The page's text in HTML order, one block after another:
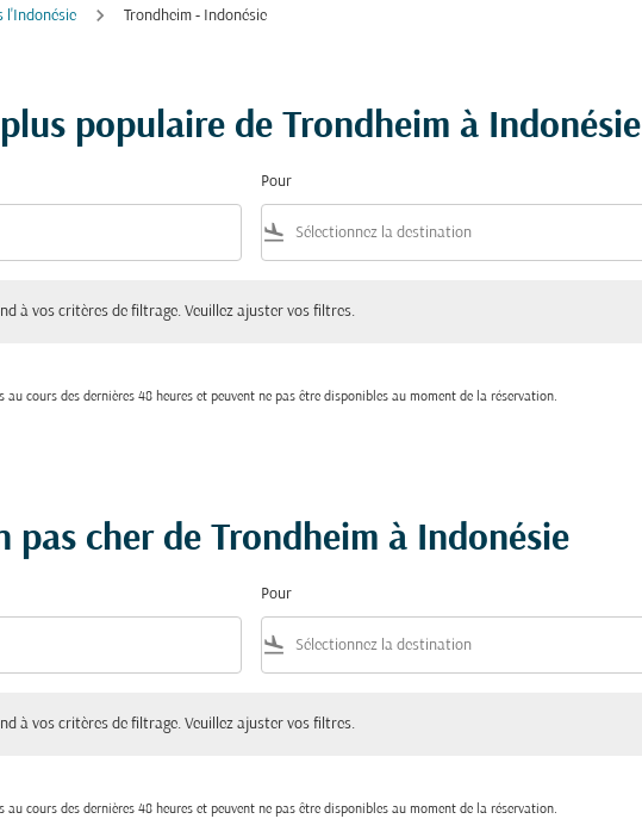
l'Indonésie Trondheim - Indonésie
populaire de Trondheim à Indonésie
Pour
flight_land
à vos critères de filtrage. Veuillez ajuster vos filtres.
cours des dernières 48 heures et peuvent ne pas être disponibles au moment de la réservation.
pas cher de Trondheim à Indonésie
Pour
flight_land
à vos critères de filtrage. Veuillez ajuster vos filtres.
cours des dernières 48 heures et peuvent ne pas être disponibles au moment de la réservation.